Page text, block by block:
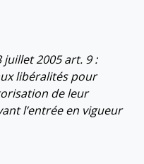
juillet 2005 art. 9 :
libéralités pour
de leur
l’entrée en vigueur